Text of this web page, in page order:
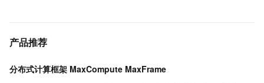
产品推荐
分布式计算框架 MaxCompute MaxFrame